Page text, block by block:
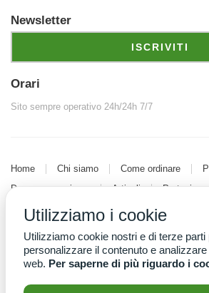
Newsletter
ISCRIVITI
Orari
Sito sempre operativo 24h/24h 7/7
Home Chi siamo Come ordinare
Dove consegniamo
Articoli Partecipare
CopyrightA.P.S. GAS FILIERA. Tutti i
di
Utilizziamo i cookie
Utilizziamo cookie nostri e di terze parti
personalizzare il contenuto e
web. Per saperne di più riguardo i